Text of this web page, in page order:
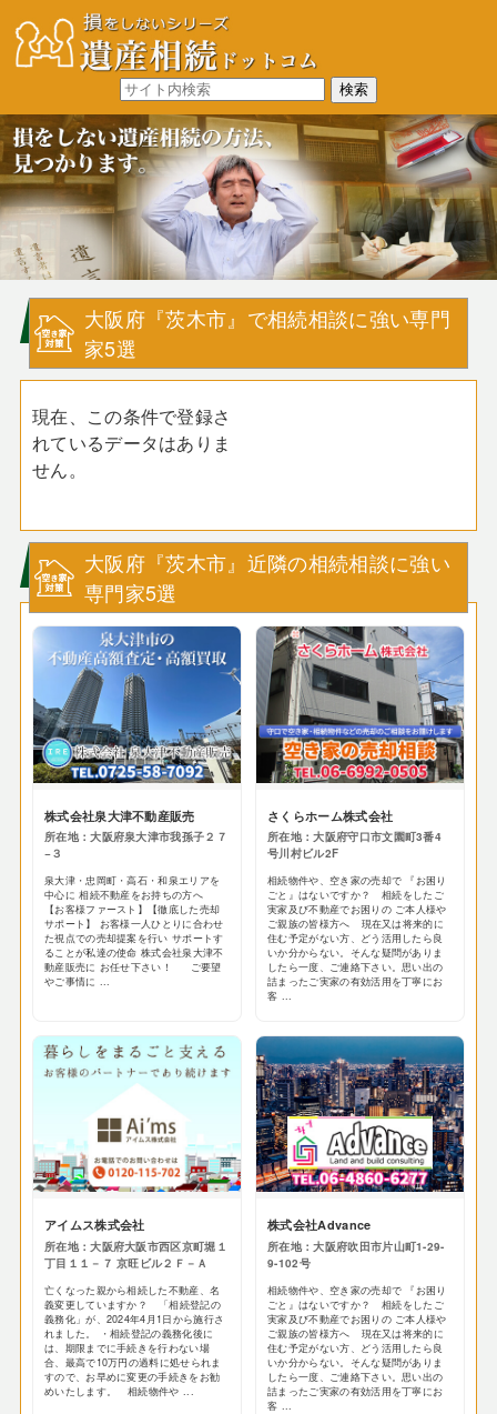
大阪府『茨木市』で相続相談に強い専門
家5選
現在、この条件で登録さ
れているデータはありま
せん。
大阪府『茨木市』近隣の相続相談に強い
専門家5選
株式会社泉大津不動産販売
所在地：大阪府泉大津市我孫子２７
−３
泉大津・忠岡町・高石・和泉エリアを
中心に 相続不動産をお持ちの方へ
【お客様ファースト】【徹底した売却
サポート】 お客様一人ひとりに合わせ
た視点での売却提案を行い サポートす
ることが私達の使命 株式会社泉大津不
動産販売に お任せ下さい！ ご要望
やご事情に ...
さくらホーム株式会社
所在地：大阪府守口市文園町3番4
号川村ビル2F
相続物件や、空き家の売却で 『お困り
ごと』はないですか？ 相続をしたご
実家及び不動産でお困りの ご本人様や
ご親族の皆様方へ 現在又は将来的に
住む予定がない方、どう活用したら良
いか分からない。そんな疑問がありま
したら一度、ご連絡下さい。思い出の
詰まったご実家の有効活用を丁寧にお
客 ...
アイムス株式会社
所在地：大阪府大阪市西区京町堀１
丁目１１－７ 京旺ビル２Ｆ－Ａ
亡くなった親から相続した不動産、名
義変更していますか？ 「相続登記の
義務化」が、2024年4月1日から施行さ
れました。 ・相続登記の義務化後に
は、期限までに手続きを行わない場
合、最高で10万円の過料に処せられま
すので、お早めに変更の手続きをお勧
めいたします。 相続物件や ...
株式会社Advance
所在地：大阪府吹田市片山町1-29-
9-102号
相続物件や、空き家の売却で 『お困り
ごと』はないですか？ 相続をしたご
実家及び不動産でお困りの ご本人様や
ご親族の皆様方へ 現在又は将来的に
住む予定がない方、どう活用したら良
いか分からない。そんな疑問がありま
したら一度、ご連絡下さい。思い出の
詰まったご実家の有効活用を丁寧にお
客 ...